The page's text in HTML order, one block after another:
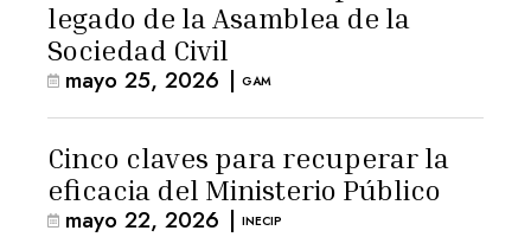
legado de la Asamblea de la
Sociedad Civil
mayo 25, 2026 | GAM
Cinco claves para recuperar la
eficacia del Ministerio Público
mayo 22, 2026 | INECIP